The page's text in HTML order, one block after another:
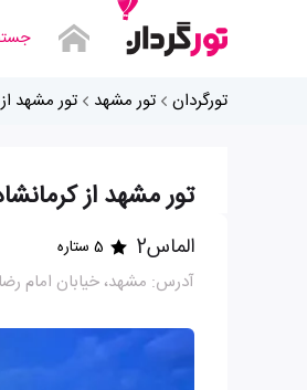
تورگردان تور مشهد تور مشهد
تور مشهد از
الماس2 5 ستاره
آدرس: مشهد، خیابان امام رضا،